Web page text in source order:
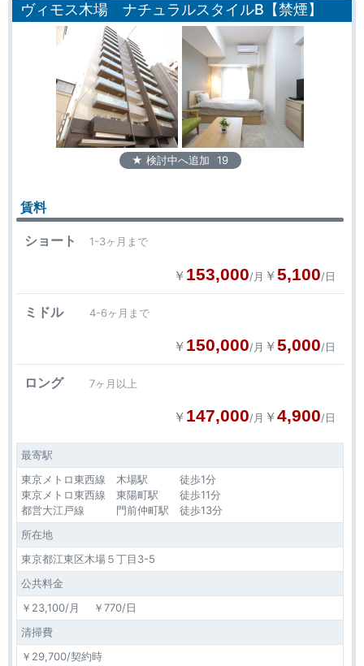
ヴィモス木場 ナチュラルスタイルB【禁煙】
★ 検討中へ追加 19
賃料
ショート 1-3ヶ月まで
￥ 153,000/月 ￥5,100/日
ミドル 4-6ヶ月まで
￥ 150,000/月 ￥5,000/日
ロング 7ヶ月以上
￥ 147,000/月 ￥4,900/日
最寄駅
東京メトロ東西線 木場駅 徒歩1分
東京メトロ東西線 東陽町駅 徒歩11分
都営大江戸線 門前仲町駅 徒歩13分
所在地
東京都江東区木場５丁目3-5
公共料金
￥23,100/月 ￥770/日
清掃費
￥29,700/契約時